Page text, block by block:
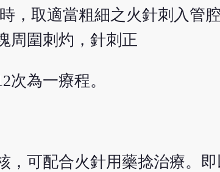
，取適當粗細之火針刺入管
周圍刺灼，針刺正
次為一療程。
，可配合火針用藥捻治療。